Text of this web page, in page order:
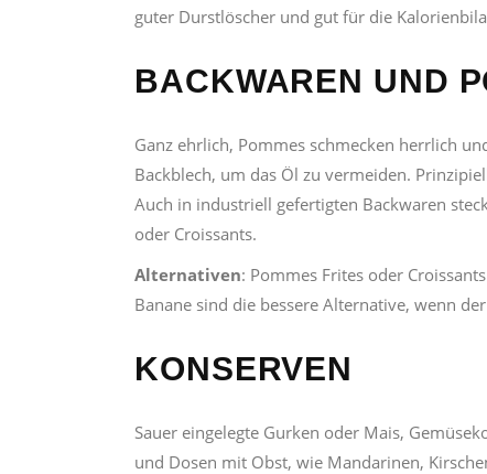
guter Durstlöscher und gut für die
BACKWAREN UND
Ganz ehrlich, Pommes schmecken herrlich
Backblech, um das Öl zu vermeiden.
Auch in industriell gefertigten Backwaren
oder Croissants.
Alternativen: Pommes Frites oder
Banane sind die bessere Alternative, wenn
KONSERVEN
Sauer eingelegte Gurken oder Mais,
und Dosen mit Obst, wie Mandarinen,